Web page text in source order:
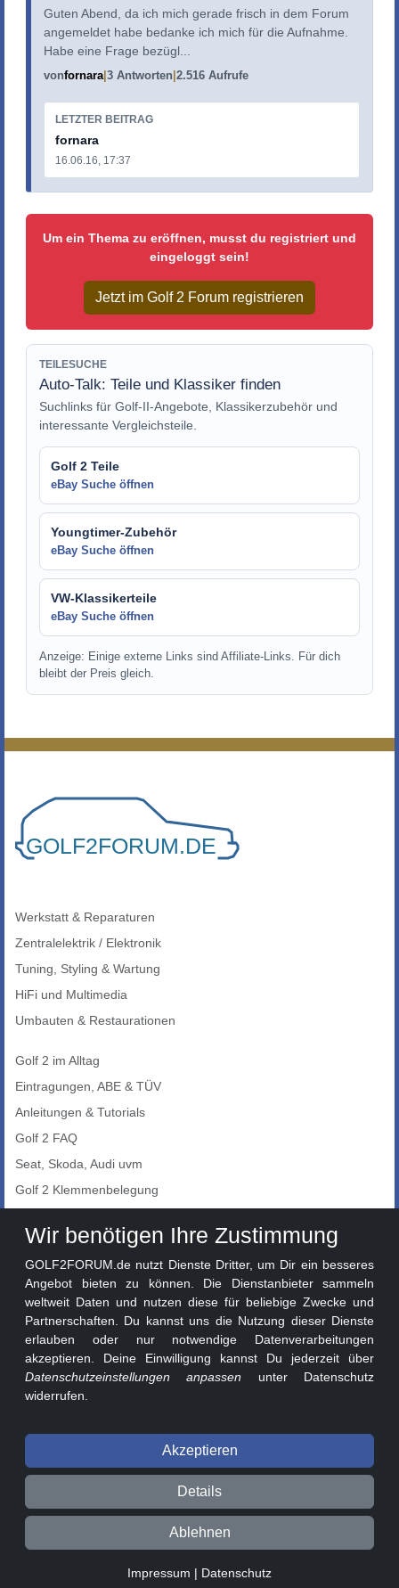
Guten Abend, da ich mich gerade frisch in dem Forum
angemeldet habe bedanke ich mich für die Aufnahme.
Habe eine Frage bezügl...
vonfornara 3 Antworten 2.516 Aufrufe
LETZTER BEITRAG
fornara
16.06.16, 17:37
Um ein Thema zu eröffnen, musst du registriert und
eingeloggt sein!
Jetzt im Golf 2 Forum registrieren
TEILESUCHE
Auto-Talk: Teile und Klassiker finden
Suchlinks für Golf-II-Angebote, Klassikerzubehör und
interessante Vergleichsteile.
Golf 2 Teile
eBay Suche öffnen
Youngtimer-Zubehör
eBay Suche öffnen
VW-Klassikerteile
eBay Suche öffnen
Anzeige: Einige externe Links sind Affiliate-Links. Für dich
bleibt der Preis gleich.
Werkstatt & Reparaturen
Zentralelektrik / Elektronik
Tuning, Styling & Wartung
HiFi und Multimedia
Umbauten & Restaurationen
Golf 2 im Alltag
Eintragungen, ABE & TÜV
Anleitungen & Tutorials
Golf 2 FAQ
Seat, Skoda, Audi uvm
Golf 2 Klemmenbelegung
Auto-Showroom
Golf 2 Lackcodes
Sonderversionen
Sonstige Marken
© 2026 GOLF2FORUM - Volkswagen Golf II Forum seit 2010 ❤️
Beitragsregeln Datenschutz Impressum
0.02s v3.1.1-26a52c8
Wir benötigen Ihre Zustimmung
GOLF2FORUM.de nutzt Dienste Dritter, um Dir ein besseres
Angebot bieten zu können. Die Dienstanbieter sammeln
weltweit Daten und nutzen diese für beliebige Zwecke und
Partnerschaften. Du kannst uns die Nutzung dieser Dienste
erlauben oder nur notwendige Datenverarbeitungen
akzeptieren. Deine Einwilligung kannst Du jederzeit über
Datenschutzeinstellungen anpassen unter Datenschutz
widerrufen.
Akzeptieren
Details
Ablehnen
Impressum | Datenschutz